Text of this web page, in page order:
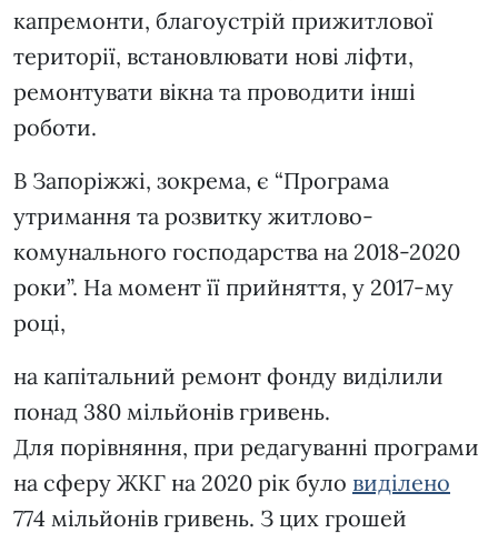
капремонти, благоустрій прижитлової
території, встановлювати нові ліфти,
ремонтувати вікна та проводити інші
роботи.
В Запоріжжі, зокрема, є “Програма
утримання та розвитку житлово-
комунального господарства на 2018-2020
роки”. На момент її прийняття, у 2017-му
році,
на капітальний ремонт фонду виділили
понад 380 мільйонів гривень.
Для порівняння, при редагуванні програми
на сферу ЖКГ на 2020 рік було виділено
774 мільйонів гривень. З цих грошей